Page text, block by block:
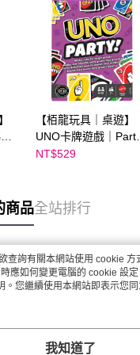
【栢龍玩具｜桌遊】
UNO卡牌遊戲｜Party
派對版
NT$529
商品全站排行
查詢有關本網站使用 cookie 方
應如何變更電腦的 cookie 設定
。您繼續使用本網站即表示您
cookie。
我知道了